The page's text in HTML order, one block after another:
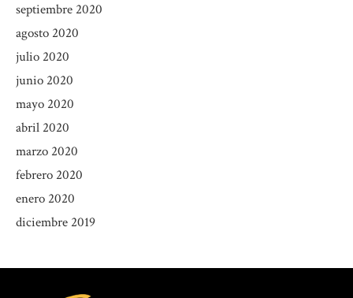
septiembre 2020
agosto 2020
julio 2020
junio 2020
mayo 2020
abril 2020
marzo 2020
febrero 2020
enero 2020
diciembre 2019